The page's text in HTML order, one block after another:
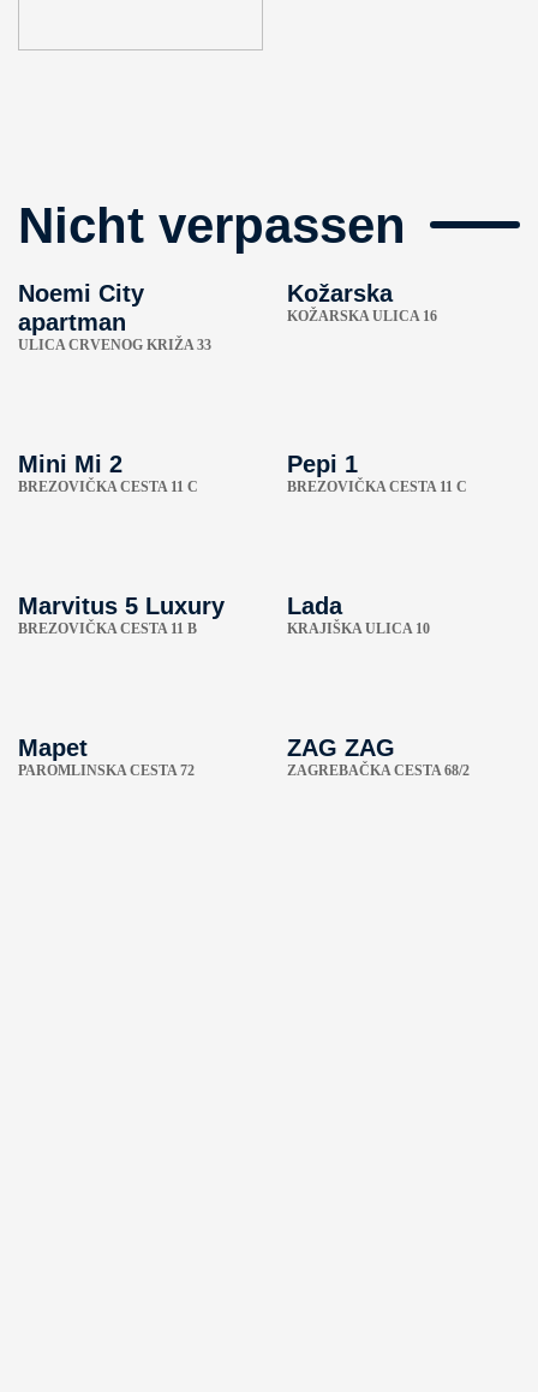
Nicht verpassen
Noemi City
apartman
ULICA CRVENOG KRIŽA 33
Kožarska
KOŽARSKA ULICA 16
Mini Mi 2
BREZOVIČKA CESTA 11 C
Pepi 1
BREZOVIČKA CESTA 11 C
Marvitus 5 Luxury
BREZOVIČKA CESTA 11 B
Lada
KRAJIŠKA ULICA 10
Mapet
PAROMLINSKA CESTA 72
ZAG ZAG
ZAGREBAČKA CESTA 68/2